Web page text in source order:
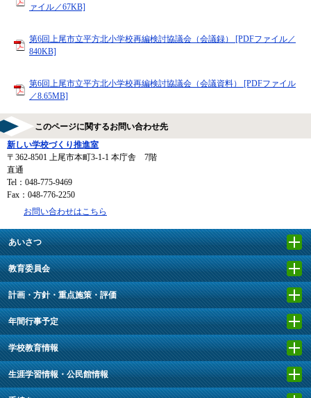
ァイル／67KB]
第6回上尾市立平方北小学校再編検討協議会（会議録） [PDFファイル／
840KB]
第6回上尾市立平方北小学校再編検討協議会（会議資料） [PDFファイル
／8.65MB]
このページに関するお問い合わせ先
新しい学校づくり推進室
〒362-8501
上尾市本町3-1-1 本庁舎 7階
直通
Tel：048-775-9469
Fax：048-776-2250
お問い合わせはこちら
あいさつ
教育委員会
計画・方針・重点施策・評価
年間行事予定
学校教育情報
生涯学習情報・公民館情報